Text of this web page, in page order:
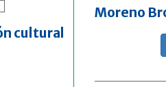
cultural
Moreno